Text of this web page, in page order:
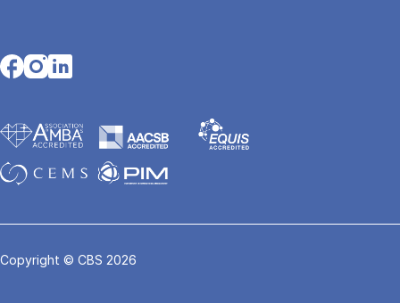
Opens in a new tab
Opens in a new tab
Opens in a new tab
Copyright © CBS 2026